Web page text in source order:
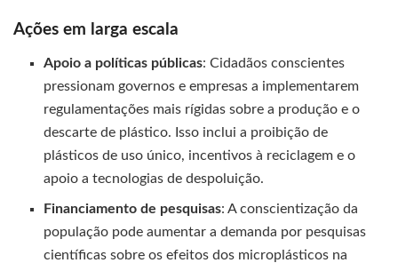
Ações em larga escala
Apoio a políticas públicas: Cidadãos conscientes
pressionam governos e empresas a implementarem
regulamentações mais rígidas sobre a produção e o
descarte de plástico. Isso inclui a proibição de
plásticos de uso único, incentivos à reciclagem e o
apoio a tecnologias de despoluição.
Financiamento de pesquisas: A conscientização da
população pode aumentar a demanda por pesquisas
científicas sobre os efeitos dos microplásticos na